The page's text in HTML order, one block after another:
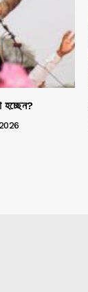
হচ্ছেন?